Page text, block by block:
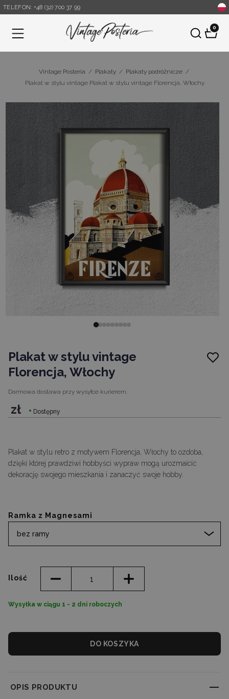
TELEFON: +48 (32) 700 37 99
Menu
0
Vintage Posteria / Plakaty / Plakaty podróżnicze /
Plakat w stylu vintage Plakat w stylu vintage Florencja, Włochy
Plakat w stylu vintage
Florencja, Włochy
Darmowa dostawa przy wysyłce kurierem.
zł Dostępny
Plakat w stylu retro z motywem Florencja, Włochy to ozdoba,
dzięki której prawdziwi hobbyści wypraw mogą urozmaicić
dekorację swojego mieszkania i zanaczyć swoje hobby.
Wysyłka w ciągu 1 - 2 dni roboczych
Ramka z Magnesami
bez ramy
Ilość
DO KOSZYKA
OPIS PRODUKTU